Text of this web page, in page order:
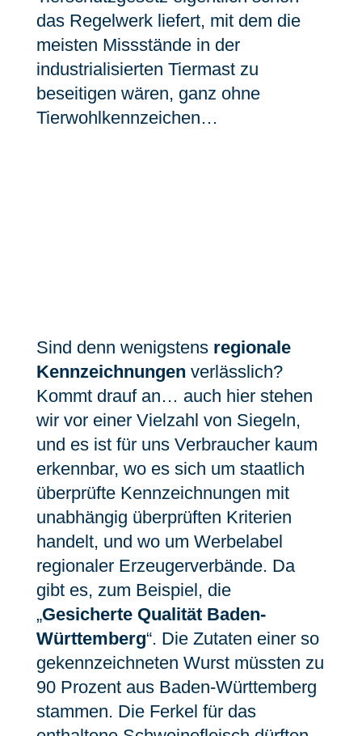
das Regelwerk liefert, mit dem die
meisten Missstände in der
industrialisierten Tiermast zu
beseitigen wären, ganz ohne
Tierwohlkennzeichen…
Sind denn wenigstens regionale
Kennzeichnungen verlässlich?
Kommt drauf an… auch hier stehen
wir vor einer Vielzahl von Siegeln,
und es ist für uns Verbraucher kaum
erkennbar, wo es sich um staatlich
überprüfte Kennzeichnungen mit
unabhängig überprüften Kriterien
handelt, und wo um Werbelabel
regionaler Erzeugerverbände. Da
gibt es, zum Beispiel, die
„Gesicherte Qualität Baden-
Württemberg“. Die Zutaten einer so
gekennzeichneten Wurst müssten zu
90 Prozent aus Baden-Württemberg
stammen. Die Ferkel für das